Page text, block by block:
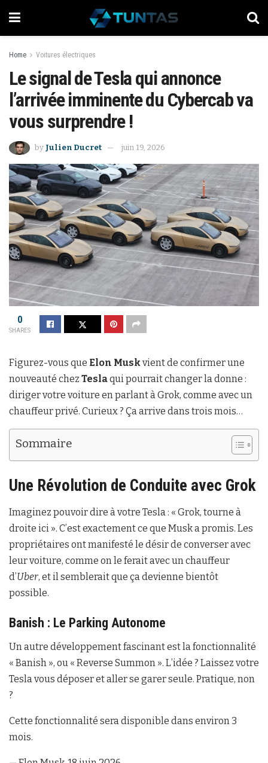
Home Voitures électriques
Le signal de Tesla qui annonce
l’arrivée imminente du Cybercab va
vous surprendre !
by Julien Ducret juin 19, 2026
0
SHARES
Figurez-vous que Elon Muskvient de confirmer une
nouveauté chez Teslaqui pourrait changer la donne :
diriger votre voiture en parlant à Grok, comme avec un
chauffeur privé. Curieux ? Ça arrive dans trois mois…
Sommaire
Une Révolution de Conduite avec Grok
Imaginez pouvoir dire à votre Tesla : « Grok, tourne à
droite ici ». C’est exactement ce que Musk a promis. Les
propriétaires ont manifesté le désir de converser avec
leur voiture, comme on le ferait avec un chauffeur
d’Uber, et il semblerait que ça devienne bientôt
possible.
Banish : Le Parking Autonome
Un autre développement fascinant est la fonctionnalité
« Banish », ou « Reverse Summon ». L’idée ? Laissez votre
Tesla vous déposer et aller se garer seule. Pratique, non
?
Cette fonctionnalité sera disponible dans environ 3
mois.